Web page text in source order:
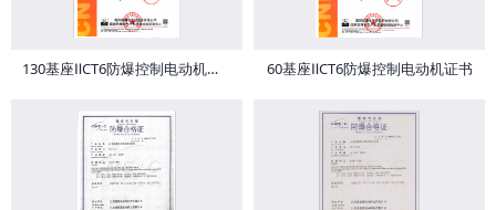
130基座ⅡCT6防爆控制电动机证书 60基座ⅡCT6防爆控制电动机证书